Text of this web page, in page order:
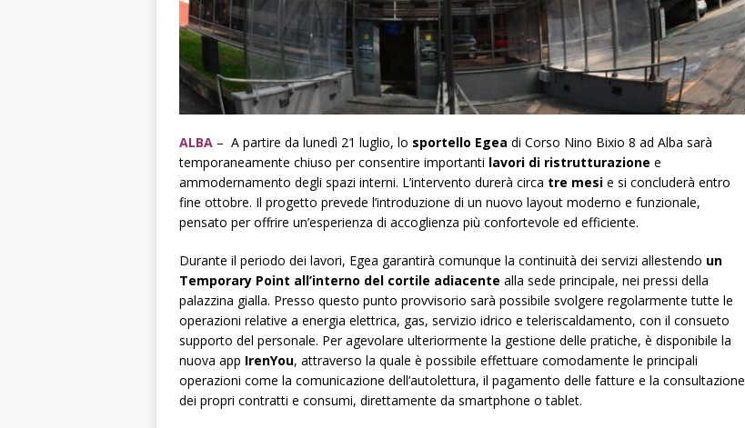
ALBA – A partire da lunedì 21 luglio, lo sportello Egea di Corso Nino Bixio 8 ad Alba sarà
temporaneamente chiuso per consentire importanti lavori di ristrutturazione e
ammodernamento degli spazi interni. L’intervento durerà circa tre mesi e si concluderà entro
fine ottobre. Il progetto prevede l’introduzione di un nuovo layout moderno e funzionale,
pensato per offrire un’esperienza di accoglienza più confortevole ed efficiente.
Durante il periodo dei lavori, Egea garantirà comunque la continuità dei servizi allestendo un
Temporary Point all’interno del cortile adiacente alla sede principale, nei pressi della
palazzina gialla. Presso questo punto provvisorio sarà possibile svolgere regolarmente tutte le
operazioni relative a energia elettrica, gas, servizio idrico e teleriscaldamento, con il consueto
supporto del personale. Per agevolare ulteriormente la gestione delle pratiche, è disponibile la
nuova app IrenYou, attraverso la quale è possibile effettuare comodamente le principali
operazioni come la comunicazione dell’autolettura, il pagamento delle fatture e la consultazione
dei propri contratti e consumi, direttamente da smartphone o tablet.